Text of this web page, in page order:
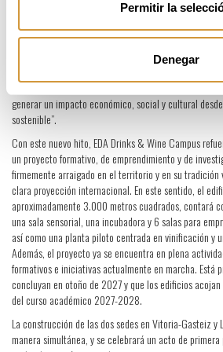
Permitir la
Denegar
inicio de las obras de EDA Drinks & Wine Campus
Basque Culinary Center y para el conjunto del sector
proyecto nace con la vocación de convertirse en un
formación, investigación, innovación y
espacio único y abierto para anticipar los retos del
generar un impacto económico, social y cultural
sostenible”.
Con este nuevo hito, EDA Drinks & Wine Campus
un proyecto formativo, de emprendimiento y de
firmemente arraigado en el territorio y en su
clara proyección internacional. En este sentido, el
aproximadamente 3.000 metros cuadrados, contará
una sala sensorial, una incubadora y 6 salas para
así como una planta piloto centrada en vinificación y
Además, el proyecto ya se encuentra en plena
formativos e iniciativas actualmente en marcha. Está
concluyan en otoño de 2027 y que los edificios
del curso académico 2027-2028.
La construcción de las dos sedes en Vitoria-Gasteiz y
manera simultánea, y se celebrará un acto de